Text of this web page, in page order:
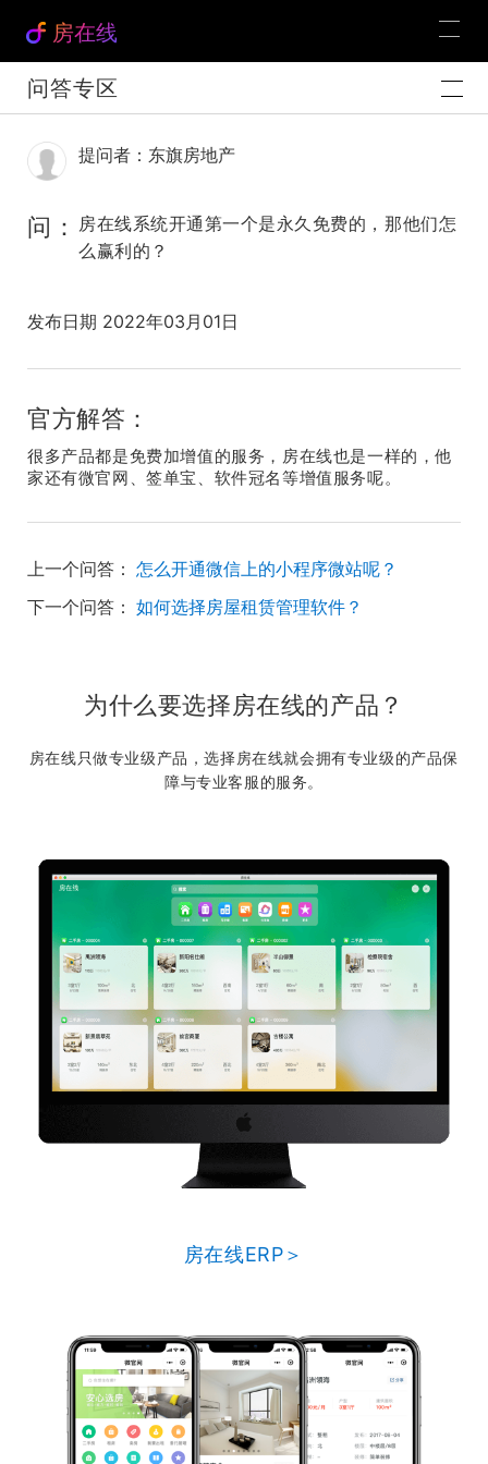
房在线
问答专区
提问者：东旗房地产
问：
房在线系统开通第一个是永久免费的，那他们怎
么赢利的？
发布日期 2022年03月01日
官方解答：
很多产品都是免费加增值的服务，房在线也是一样的，他
家还有微官网、签单宝、软件冠名等增值服务呢。
上一个问答： 怎么开通微信上的小程序微站呢？
下一个问答： 如何选择房屋租赁管理软件？
为什么要选择房在线的产品？
房在线只做专业级产品，选择房在线就会拥有专业级的产品保
障与专业客服的服务。
房在线ERP＞